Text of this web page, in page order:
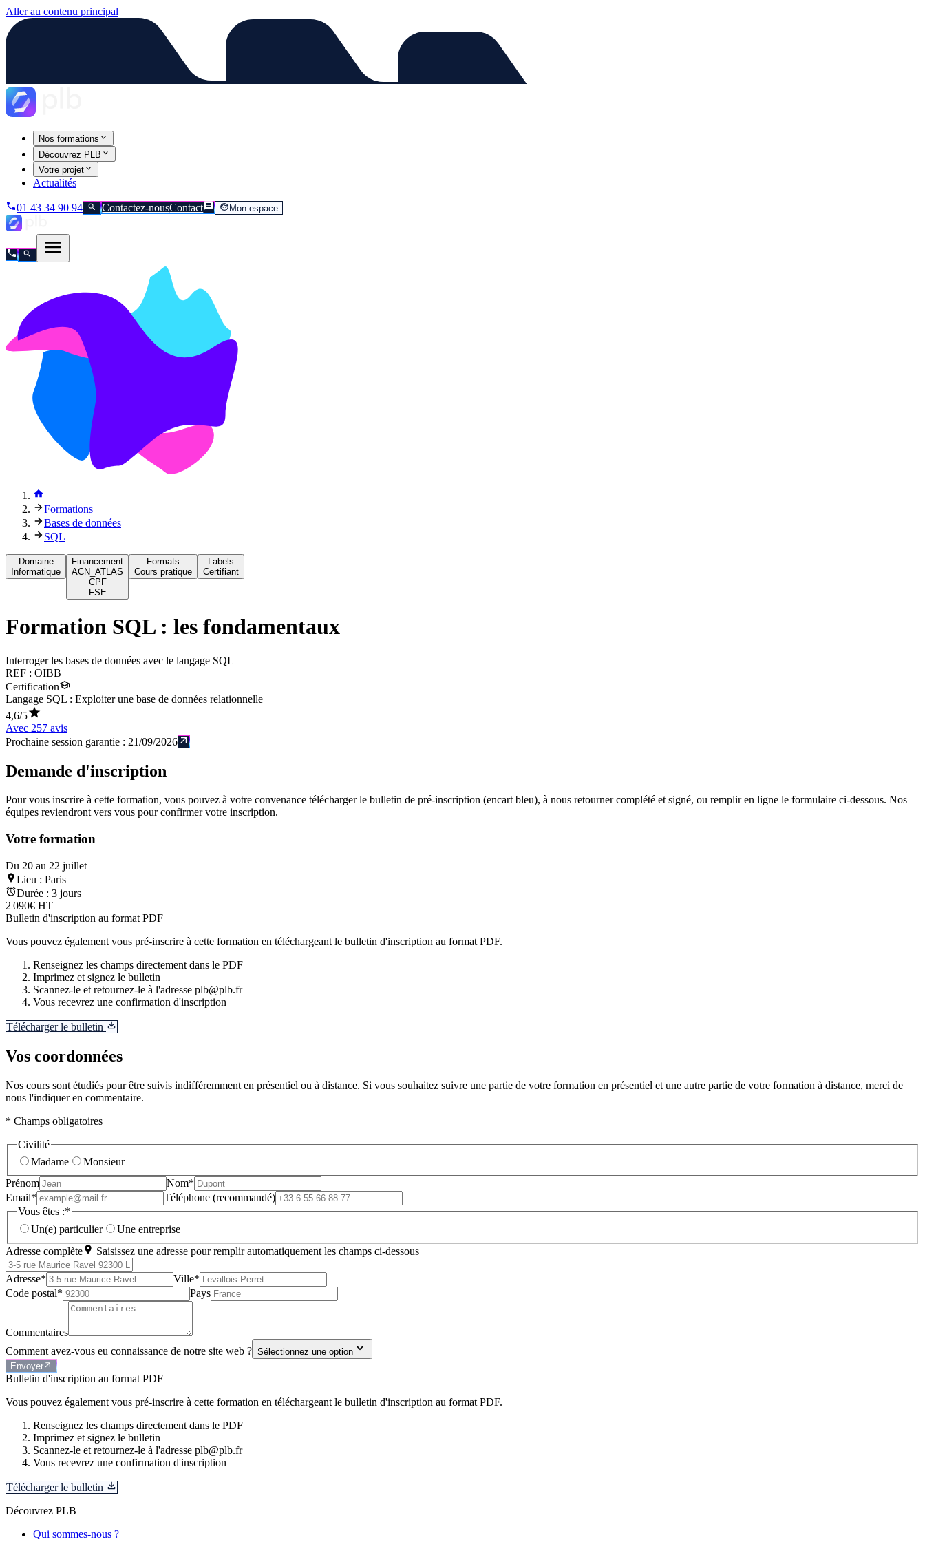
Aller au contenu principal
Nos formations
Découvrez PLB
Votre projet
Actualités
01 43 34 90 94 Contactez-nousContact Mon espace
Formations
Bases de données
SQL
Domaine
Informatique
Financement
ACN_ATLAS
CPF
FSE
Formats
Cours pratique
Labels
Certifiant
Formation SQL : les fondamentaux
Interroger les bases de données avec le langage SQL
REF : OIBB
Certification
Langage SQL : Exploiter une base de données relationnelle
4,6/5
Avec 257 avis
Prochaine session garantie : 21/09/2026
Demande d'inscription
Pour vous inscrire à cette formation, vous pouvez à votre convenance télécharger le bulletin de pré-inscription (encart bleu), à nous retourner complété et signé, ou remplir en ligne le formulaire ci-dessous. Nos
équipes reviendront vers vous pour confirmer votre inscription.
Votre formation
Du 20 au 22 juillet
Lieu : Paris
Durée : 3 jours
2 090€ HT
Bulletin d'inscription au format PDF
Vous pouvez également vous pré-inscrire à cette formation en téléchargeant le bulletin d'inscription au format PDF.
Renseignez les champs directement dans le PDF
Imprimez et signez le bulletin
Scannez-le et retournez-le à l'adresse plb@plb.fr
Vous recevrez une confirmation d'inscription
Télécharger le bulletin
Vos coordonnées
Nos cours sont étudiés pour être suivis indifféremment en présentiel ou à distance. Si vous souhaitez suivre une partie de votre formation en présentiel et une autre partie de votre formation à distance, merci de
nous l'indiquer en commentaire.
* Champs obligatoires
Civilité
Madame
Monsieur
Prénom
Nom*
Email*
Téléphone (recommandé)
Vous êtes :*
Un(e) particulier
Une entreprise
Adresse complète
Saisissez une adresse pour remplir automatiquement les champs ci-dessous
Adresse*
Ville*
Code postal*
Pays
Commentaires
Comment avez-vous eu connaissance de notre site web ? Sélectionnez une option
Envoyer
Bulletin d'inscription au format PDF
Vous pouvez également vous pré-inscrire à cette formation en téléchargeant le bulletin d'inscription au format PDF.
Renseignez les champs directement dans le PDF
Imprimez et signez le bulletin
Scannez-le et retournez-le à l'adresse plb@plb.fr
Vous recevrez une confirmation d'inscription
Télécharger le bulletin
Découvrez PLB
Qui sommes-nous ?